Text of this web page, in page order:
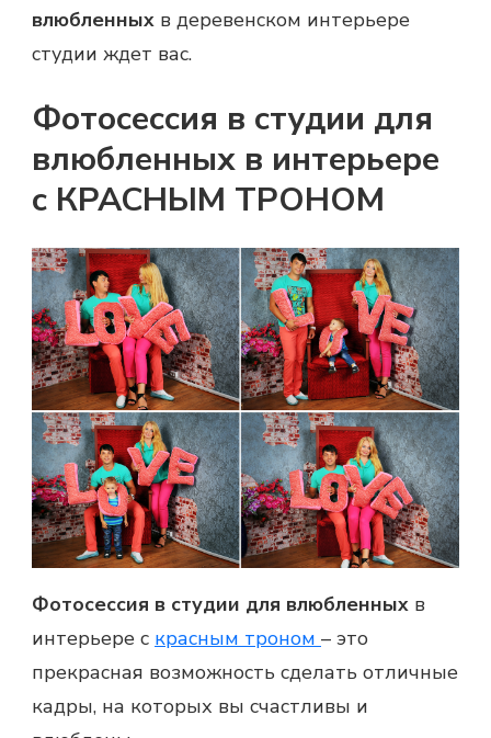
влюбленных в деревенском интерьере
студии ждет вас.
Фотосессия в студии для
влюбленных в интерьере
с КРАСНЫМ ТРОНОМ
Фотосессия в студии для влюбленных в
интерьере с красным троном – это
прекрасная возможность сделать отличные
кадры, на которых вы счастливы и